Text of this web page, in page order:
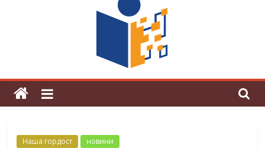
граници“
Магията на Андерсен оживя в ОУ
„Любен Каравелов“
Наша гордост новини